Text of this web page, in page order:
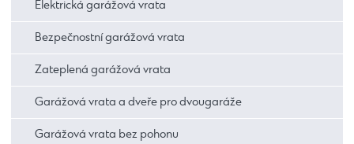
Elektrická garážová vrata
Bezpečnostní garážová vrata
Zateplená garážová vrata
Garážová vrata a dveře pro dvougaráže
Garážová vrata bez pohonu